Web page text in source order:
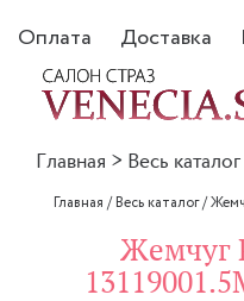
Оплата Доставка
Главная > Весь каталог
Главная /Весь каталог/
Жемчуг